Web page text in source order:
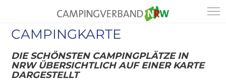
CAMPINGKARTE
DIE SCHÖNSTEN CAMPINGPLÄTZE IN
NRW ÜBERSICHTLICH AUF EINER KARTE
DARGESTELLT